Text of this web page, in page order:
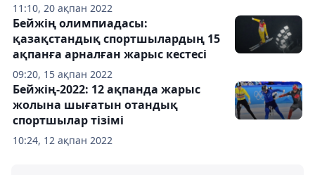
11:10, 20 ақпан 2022
09:20, 15 ақпан 2022
Бейжің олимпиадасы:
қазақстандық спортшылардың 15
ақпанға арналған жарыс кестесі
10:24, 12 ақпан 2022
Бейжің-2022: 12 ақпанда жарыс
жолына шығатын отандық
спортшылар тізімі